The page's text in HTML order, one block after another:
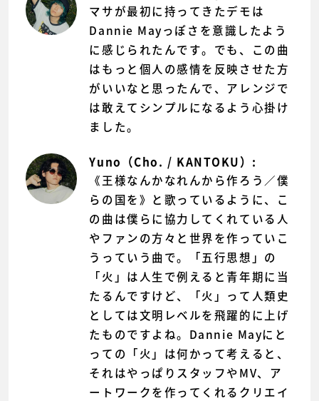
マサが最初に持ってきたデモは
Dannie Mayっぽさを意識したよう
に感じられたんです。でも、この曲
はもっと個人の感情を反映させた方
がいいなと思ったんで、アレンジで
は敢えてシンプルになるよう心掛け
ました。
Yuno（Cho. / KANTOKU）:
《王様なんかなれんから作ろう／僕
らの国を》と歌っているように、こ
の曲は僕らに協力してくれている人
やファンの方々と世界を作っていこ
うっていう曲で。「五行思想」の
「火」は人生で例えると青年期に当
たるんですけど、「火」って人類史
としては文明レベルを飛躍的に上げ
たものですよね。Dannie Mayにと
っての「火」は何かって考えると、
それはやっぱりスタッフやMV、ア
ートワークを作ってくれるクリエイ